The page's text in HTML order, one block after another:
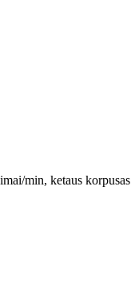
min, ketaus korpusas